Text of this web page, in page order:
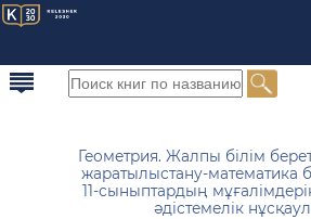
Геометрия. Жалпы білім
жаратылыстану-математика
11-сыныптардың
әдістемелік